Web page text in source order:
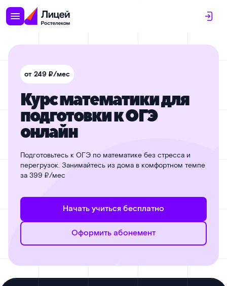
от 249 ₽/мес
Курс математики для
подготовки к ОГЭ
онлайн
Подготовьтесь к ОГЭ по математике без стресса и
перегрузок. Занимайтесь из дома в комфортном темпе
за 399 ₽/мес
Начать учиться бесплатно
Оформить абонемент